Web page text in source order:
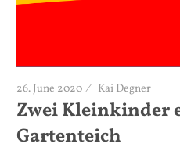
26. June 2020 Kai Degner
Zwei Kleinkinder
Gartenteich